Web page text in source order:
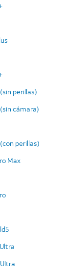
(sin perillas)
(sin cámara)
(con perillas)
Max